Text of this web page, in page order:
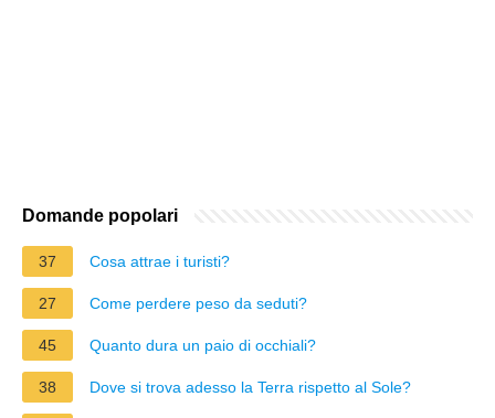
Domande popolari
37 Cosa attrae i turisti?
27 Come perdere peso da seduti?
45 Quanto dura un paio di occhiali?
38 Dove si trova adesso la Terra rispetto al Sole?